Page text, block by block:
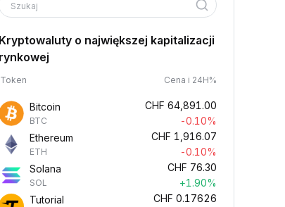
Szukaj
Kryptowaluty o największej kapitalizacji
rynkowej
Token Cena i 24H%
Bitcoin
BTC
CHF 64,891.00
-0.10%
Ethereum
ETH
CHF 1,916.07
-0.10%
Solana
SOL
CHF 76.30
+1.90%
Tutorial
CHF 0.17626